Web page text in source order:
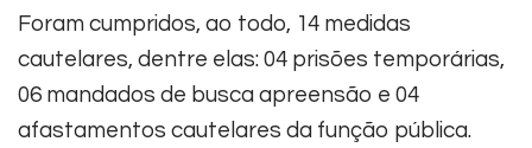
Foram cumpridos, ao todo, 14 medidas
cautelares, dentre elas: 04 prisões temporárias,
06 mandados de busca apreensão e 04
afastamentos cautelares da função pública.